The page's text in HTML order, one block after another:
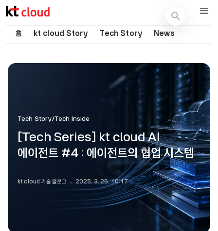
기술 블로그 (Tech) | kt cloud
홈 kt cloud Story Tech Story News
Tech Story/Tech Inside
[Tech Series] kt cloud AI
에이전트 #4 : 에이전트의 협업 시스템
kt cloud 기술 블로그 2025. 3. 26. 10:17